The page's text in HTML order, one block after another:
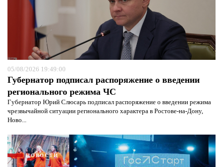
05/08/2026 19:49:00
Губернатор подписал распоряжение о введении
регионального режима ЧС
Губернатор Юрий Слюсарь подписал распоряжение о введении режима
чрезвычайной ситуации регионального характера в Ростове-на-Дону,
Ново...
НОВОСТИ
Я согласен с
политикой конфиденциальности и
защиты информации*
Я согласен с
политикой конфиденциальности и
защиты информации*